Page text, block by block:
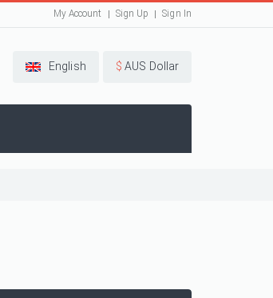
My Account Sign Up Sign In
English $ AUS Dollar